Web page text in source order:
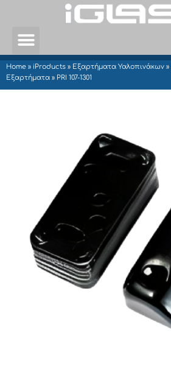
Home » iProducts » Εξαρτήματα Υαλοπινάκων »
Εξαρτήματα » PRI 107-1301